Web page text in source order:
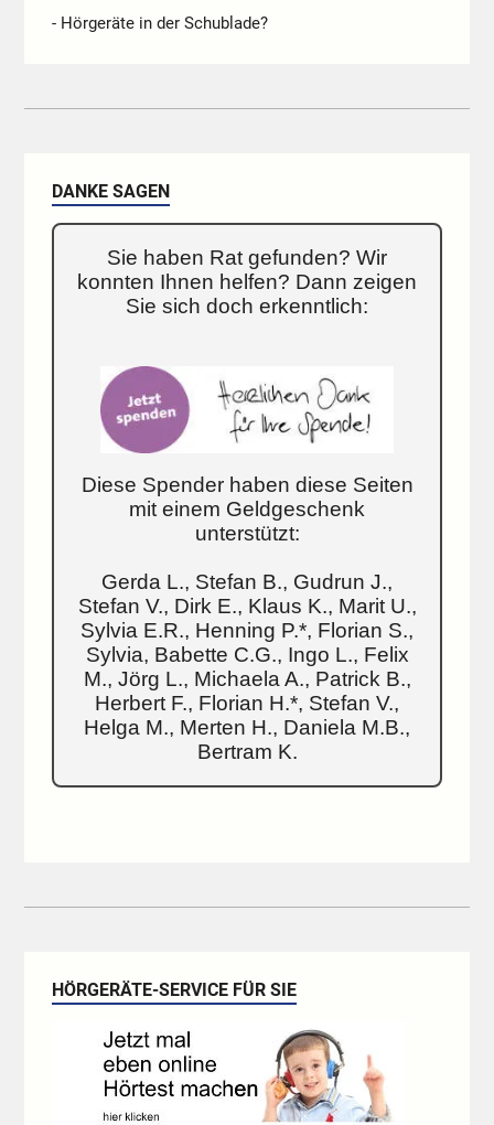
- Hörgeräte in der Schublade?
DANKE SAGEN
Sie haben Rat gefunden? Wir
konnten Ihnen helfen? Dann zeigen
Sie sich doch erkenntlich:
Diese Spender haben diese Seiten
mit einem Geldgeschenk
unterstützt:
Gerda L., Stefan B., Gudrun J.,
Stefan V., Dirk E., Klaus K., Marit U.,
Sylvia E.R., Henning P.*, Florian S.,
Sylvia, Babette C.G., Ingo L., Felix
M., Jörg L., Michaela A., Patrick B.,
Herbert F., Florian H.*, Stefan V.,
Helga M., Merten H., Daniela M.B.,
Bertram K.
HÖRGERÄTE-SERVICE FÜR SIE